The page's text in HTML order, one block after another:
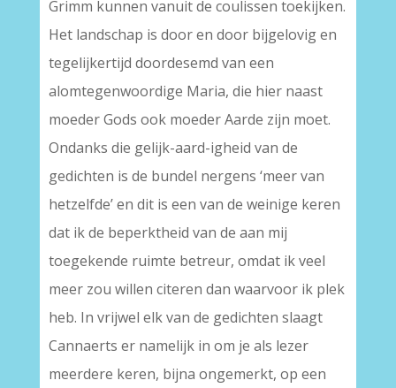
Grimm kunnen vanuit de coulissen toekijken.
Het landschap is door en door bijgelovig en
tegelijkertijd doordesemd van een
alomtegenwoordige Maria, die hier naast
moeder Gods ook moeder Aarde zijn moet.
Ondanks die gelijk-aard-igheid van de
gedichten is de bundel nergens ‘meer van
hetzelfde’ en dit is een van de weinige keren
dat ik de beperktheid van de aan mij
toegekende ruimte betreur, omdat ik veel
meer zou willen citeren dan waarvoor ik plek
heb. In vrijwel elk van de gedichten slaagt
Cannaerts er namelijk in om je als lezer
meerdere keren, bijna ongemerkt, op een